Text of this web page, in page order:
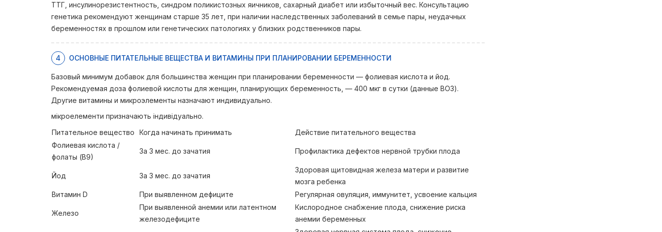
ТТГ, инсулинорезистентность, синдром поликистозных яичников, сахарный диабет или избыточный вес. Консультацию
генетика рекомендуют женщинам старше 35 лет, при наличии наследственных заболеваний в семье пары, неудачных
беременностях в прошлом или генетических патологиях у близких родственников пары.
4 ОСНОВНЫЕ ПИТАТЕЛЬНЫЕ ВЕЩЕСТВА И ВИТАМИНЫ ПРИ ПЛАНИРОВАНИИ БЕРЕМЕННОСТИ
Базовый минимум добавок для большинства женщин при планировании беременности — фолиевая кислота и йод.
Рекомендуемая доза фолиевой кислоты для женщин, планирующих беременность, — 400 мкг в сутки (данные ВОЗ).
Другие витамины и микроэлементы назначают индивидуально.
мікроелементи призначають індивідуально.
Питательное вещество
Когда начинать принимать
Действие питательного вещества
Фолиевая кислота /
фолаты (В9)
За 3 мес. до зачатия Профилактика дефектов нервной трубки плода
Йод За 3 мес. до зачатия
Здоровая щитовидная железа матери и развитие
мозга ребенка
Витамин D
При выявленном дефиците Регулярная овуляция, иммунитет, усвоение кальция
Железо
При выявленной анемии или латентном
железодефиците
Кислородное снабжение плода, снижение риска
анемии беременных